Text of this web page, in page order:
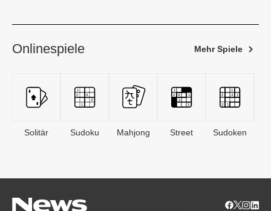
Onlinespiele Mehr Spiele
Solitär Sudoku Mahjong Street Sudoken